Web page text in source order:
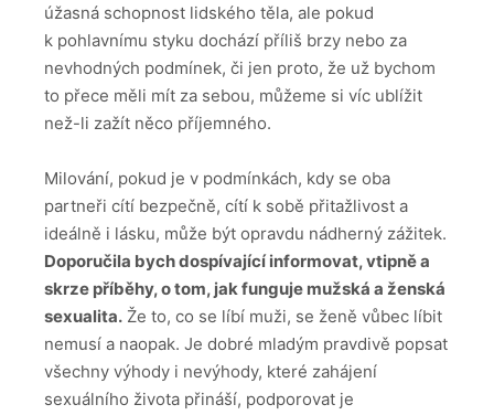
úžasná schopnost lidského těla, ale pokud
k pohlavnímu styku dochází příliš brzy nebo za
nevhodných podmínek, či jen proto, že už bychom
to přece měli mít za sebou, můžeme si víc ublížit
než-li zažít něco příjemného.
Milování, pokud je v podmínkách, kdy se oba
partneři cítí bezpečně, cítí k sobě přitažlivost a
ideálně i lásku, může být opravdu nádherný zážitek.
Doporučila bych dospívající informovat, vtipně a
skrze příběhy, o tom, jak funguje mužská a ženská
sexualita. Že to, co se líbí muži, se ženě vůbec líbit
nemusí a naopak. Je dobré mladým pravdivě popsat
všechny výhody i nevýhody, které zahájení
sexuálního života přináší, podporovat je